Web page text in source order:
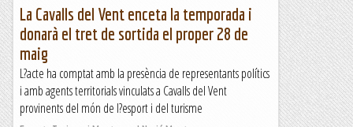
La Cavalls del Vent enceta la temporada i
donarà el tret de sortida el proper 28 de
maig
L?acte ha comptat amb la presència de representants polítics
i amb agents territorials vinculats a Cavalls del Vent
provinents del món de l?esport i del turisme